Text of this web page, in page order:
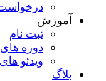
آموزش
ثبت نام
دوره
ویدئو
بلاگ